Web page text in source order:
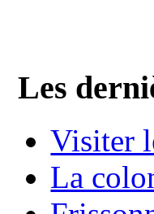
Les
Visiter
La